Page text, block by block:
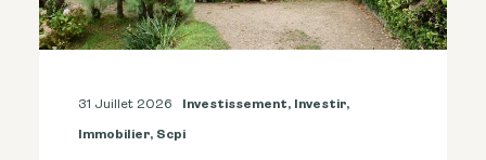
31 Juillet 2026 Investissement, Investir,
Immobilier, Scpi